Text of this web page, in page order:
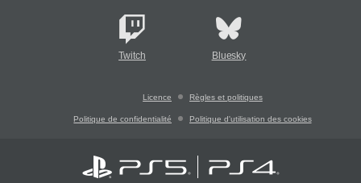
Twitch Bluesky
Licence Règles et politiques
Politique de confidentialité Politique d'utilisation des cookies